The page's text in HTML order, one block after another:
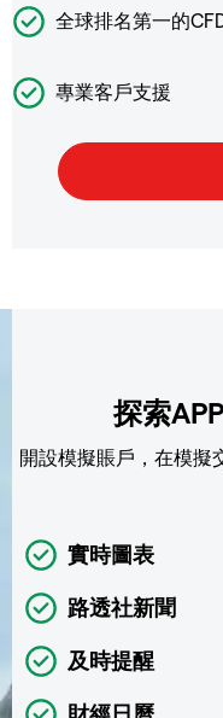
全球排名第一的
專業客戶支援
探索
開設模擬賬戶，在模擬
實時圖表
路透社新聞
及時提醒
財經日曆